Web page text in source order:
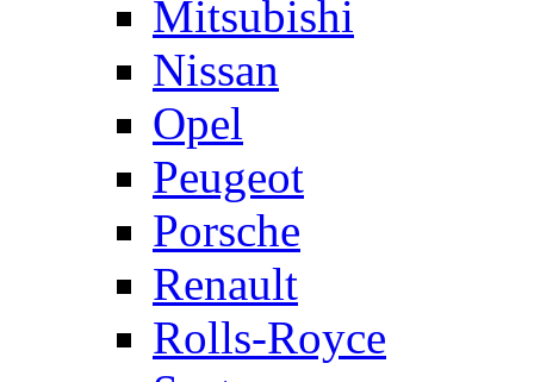
Mitsubishi
Nissan
Opel
Peugeot
Porsche
Renault
Rolls-Royce